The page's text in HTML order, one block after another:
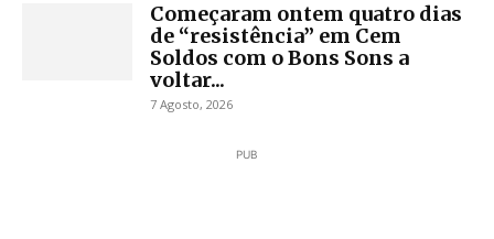
Começaram ontem quatro dias
de “resistência” em Cem
Soldos com o Bons Sons a
voltar...
7 Agosto, 2026
PUB